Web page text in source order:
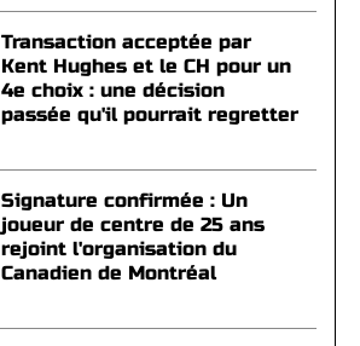
Transaction acceptée par
Kent Hughes et le CH pour un
4e choix : une décision
passée qu'il pourrait regretter
Signature confirmée : Un
joueur de centre de 25 ans
rejoint l'organisation du
Canadien de Montréal